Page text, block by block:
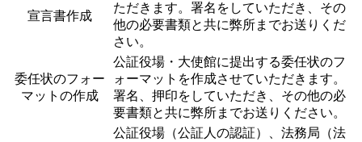
宣言書作成
ただきます。署名をしていただき、その
他の必要書類と共に弊所までお送りくだ
さい。
委任状のフォー
マットの作成
公証役場・大使館に提出する委任状のフ
ォーマットを作成させていただきます。
署名、押印をしていただき、その他の必
要書類と共に弊所までお送りください。
公証役場（公証人の認証）、法務局（法